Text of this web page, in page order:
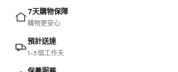
7天購物保障
購物更安心
預計送達
1–3 個工作天